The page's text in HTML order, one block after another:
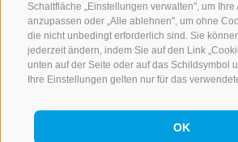
Schaltfläche „Einstellungen verwalten", um Ihre
anzupassen oder „Alle ablehnen", um ohne
die nicht unbedingt erforderlich sind. Sie
jederzeit ändern, indem Sie auf den Link
unten auf der Seite oder auf das Schildsymbol
Ihre Einstellungen gelten nur für das
OK
KONTAKTIERE
+39 0472 765 521